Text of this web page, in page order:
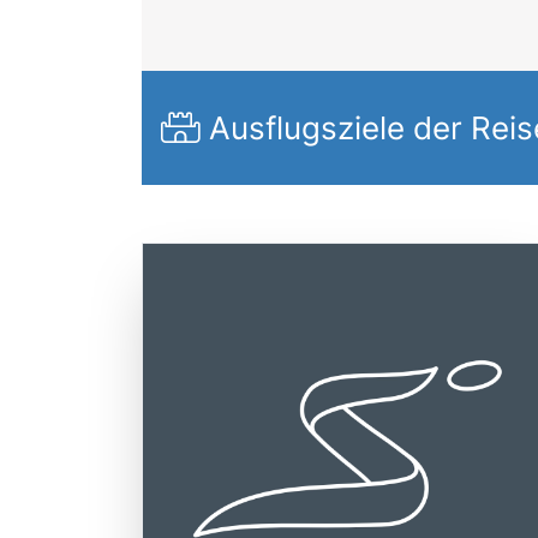
Ausflugsziele der